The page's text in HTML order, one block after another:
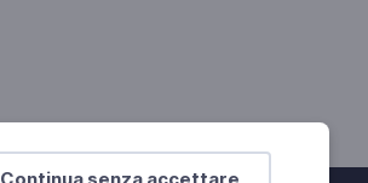
Continua senza accettare